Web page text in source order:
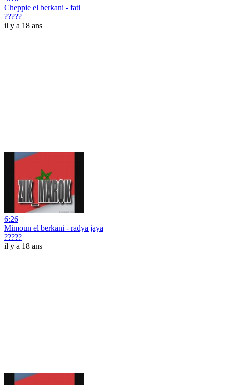
Cheppie el berkani - fati
?????
il y a 18 ans
6:26
Mimoun el berkani - radya jaya
?????
il y a 18 ans